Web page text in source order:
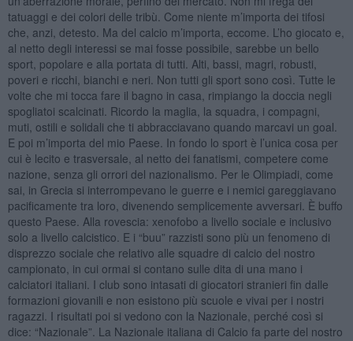
tatuaggi e dei colori delle tribù. Come niente m’importa dei tifosi
che, anzi, detesto. Ma del calcio m’importa, eccome. L’ho giocato e,
al netto degli interessi se mai fosse possibile, sarebbe un bello
sport, popolare e alla portata di tutti. Alti, bassi, magri, robusti,
poveri e ricchi, bianchi e neri. Non tutti gli sport sono così. Tutte le
volte che mi tocca fare il bagno in casa, rimpiango la doccia negli
spogliatoi scalcinati. Ricordo la maglia, la squadra, i compagni,
muti, ostili e solidali che ti abbracciavano quando marcavi un goal.
E poi m’importa del mio Paese. In fondo lo sport è l’unica cosa per
cui è lecito e trasversale, al netto dei fanatismi, competere come
nazione, senza gli orrori del nazionalismo. Per le Olimpiadi, come
sai, in Grecia si interrompevano le guerre e i nemici gareggiavano
pacificamente tra loro, divenendo semplicemente avversari. È buffo
questo Paese. Alla rovescia: xenofobo a livello sociale e inclusivo
solo a livello calcistico. E i “buu” razzisti sono più un fenomeno di
disprezzo sociale che relativo alle squadre di calcio del nostro
campionato, in cui ormai si contano sulle dita di una mano i
calciatori italiani. I club sono intasati di giocatori stranieri fin dalle
formazioni giovanili e non esistono più scuole e vivai per i nostri
ragazzi. I risultati poi si vedono con la Nazionale, perché così si
dice: “Nazionale”. La Nazionale italiana di Calcio fa parte del nostro